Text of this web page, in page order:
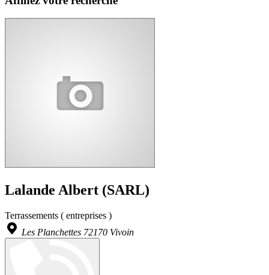
Lalande Albert (SARL)
Terrassements ( entreprises )
Les Planchettes 72170 Vivoin